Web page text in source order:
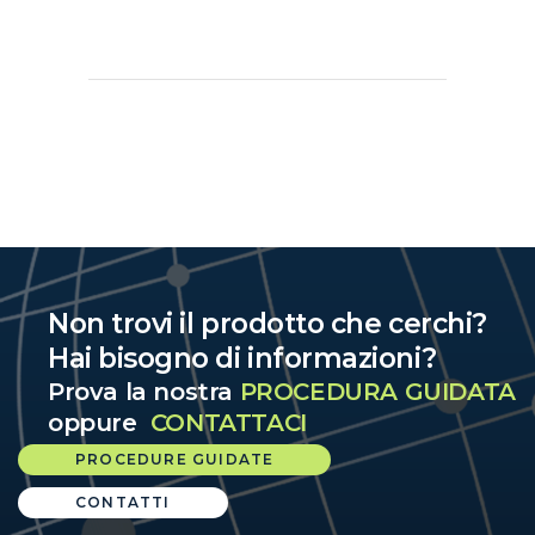
Non trovi il prodotto che cerchi?
Hai bisogno di informazioni?
Prova la nostra PROCEDURA GUIDATA
oppure CONTATTACI
PROCEDURE GUIDATE
CONTATTI